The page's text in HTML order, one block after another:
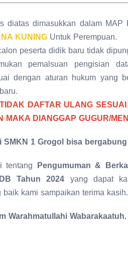
diatas dimasukkan dalam
KUNING Untuk Perempuan.
peserta didik baru tidak
pemalsuan pengisian
dengan aturan hukum yang
DAFTAR ULANG
MAKA DIANGGAP GUGUR/
SMKN 1 Grogol bisa
tentang
Pengumuman &
Tahun 2024 yang dapat
baik kami sampaikan terima kasih.
Warahmatullahi Wabarakaatuh.